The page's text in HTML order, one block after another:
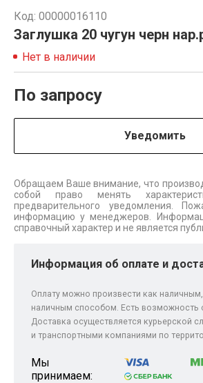
Код: 00000016110
Заглушка 20 чугун черн
Нет в наличии
По запросу
Уведомить
Обращаем Ваше внимание, что
собой право менять
предварительного уведомления.
информацию у менеджеров.
справочный характер и не является
Информация об оплате и
Оплату можно произвести как наличным,
наличным способом. Есть возможность
Доставка осуществляется курьерской
и транспортными компаниями по
Мы
принимаем: